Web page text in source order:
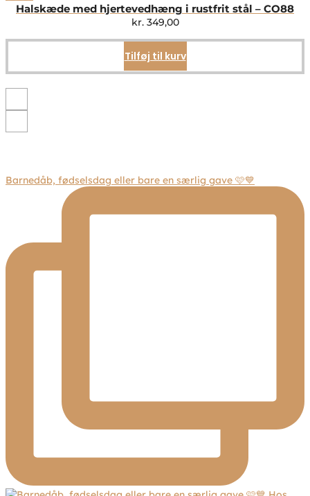
Mulighederne
på
Halskæde med hjertevedhæng i rustfrit stål – CO88
kr.349,00
Tilføj til kurv
Barnedåb, fødselsdag eller bare en særlig gave 🩷💙